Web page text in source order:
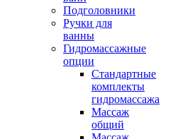
Подголовники
Ручки для
ванны
Гидромассажные
опции
Стандартные
комплекты
гидромассажа
Массаж
общий